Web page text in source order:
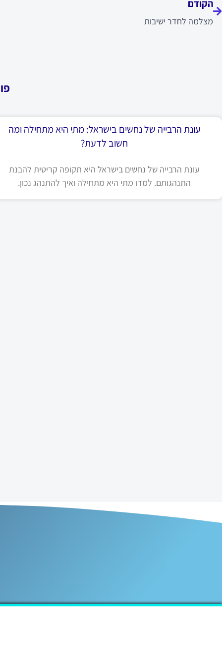
הקודם
מצלמה לחדר ישיבות
עונת הרבייה של נחשים בישראל: מתי היא מתחילה ומה
חשוב לדעת?
עונת הרבייה של נחשים בישראל היא תקופה קריטית להבנת
התנהגותם. למדו מתי היא מתחילה ואיך להתנהג נכון.